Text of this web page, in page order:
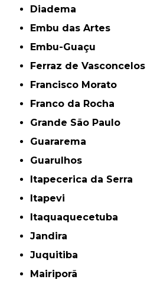
Diadema
Embu das Artes
Embu-Guaçu
Ferraz de Vasconcelos
Francisco Morato
Franco da Rocha
Grande São Paulo
Guararema
Guarulhos
Itapecerica da Serra
Itapevi
Itaquaquecetuba
Jandira
Juquitiba
Mairiporã